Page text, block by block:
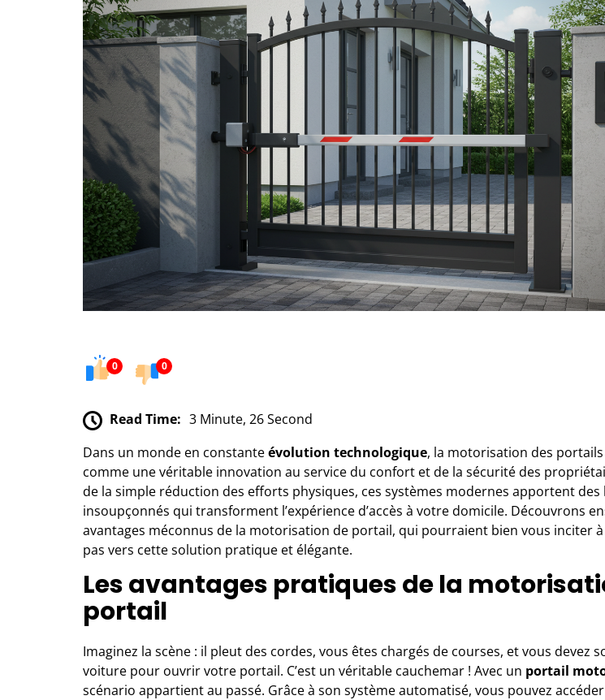
0 0
Read Time: 3 Minute, 26 Second
Dans un monde en constanteévolution technologique, la motorisation des portails
comme une véritable innovation au service du confort et de la sécurité des
de la simple réduction des efforts physiques, ces systèmes modernes apportent des
insoupçonnés qui transforment l’expérience d’accès à votre domicile. Découvrons
avantages méconnus de la motorisation de portail, qui pourraient bien vous inciter
pas vers cette solution pratique et élégante.
Les avantages pratiques de la
portail
Imaginez la scène : il pleut des cordes, vous êtes chargés de courses, et vous devez
voiture pour ouvrir votre portail. C’est un véritable cauchemar ! Avec un portail
scénario appartient au passé. Grâce à son système automatisé, vous pouvez